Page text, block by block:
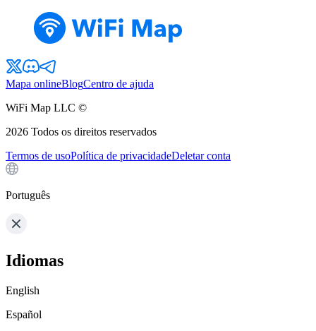
Mapa onlineBlogCentro de ajuda
WiFi Map LLC ©
2026 Todos os direitos reservados
Termos de usoPolítica de privacidadeDeletar conta
Português
Idiomas
English
Español